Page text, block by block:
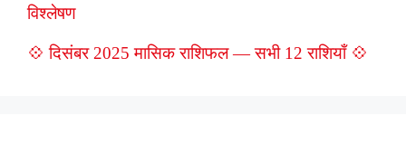
विश्लेषण
💠 दिसंबर 2025 मासिक राशिफल — सभी 12 राशियाँ 💠